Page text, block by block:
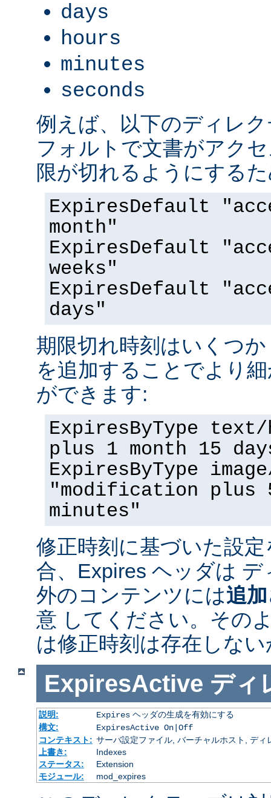
days
hours
minutes
seconds
例えば、以下のディレ
フォルトで文書がアク
限が切れるようにする
ExpiresDefault
month"
ExpiresDefault
weeks"
ExpiresDefault
days"
期限切れ時刻はいくつ
を追加することでより
ができます:
ExpiresByType
plus 1 month 15
ExpiresByType
"modification plus
minutes"
修正時刻に基づいた設
合、Expires ヘッダは
外のコンテンツには追
意 してください。その
は修正時刻は存在しな
ExpiresActive ディ
説明: Expiresヘッダの生成を有効にする
構文:
ExpiresActive On|Off
コンテキスト: サーバ設定ファイル, バーチャルホスト, ディ
上書き:
Indexes
ステータス:
Extension
モジュール:
mod_expires